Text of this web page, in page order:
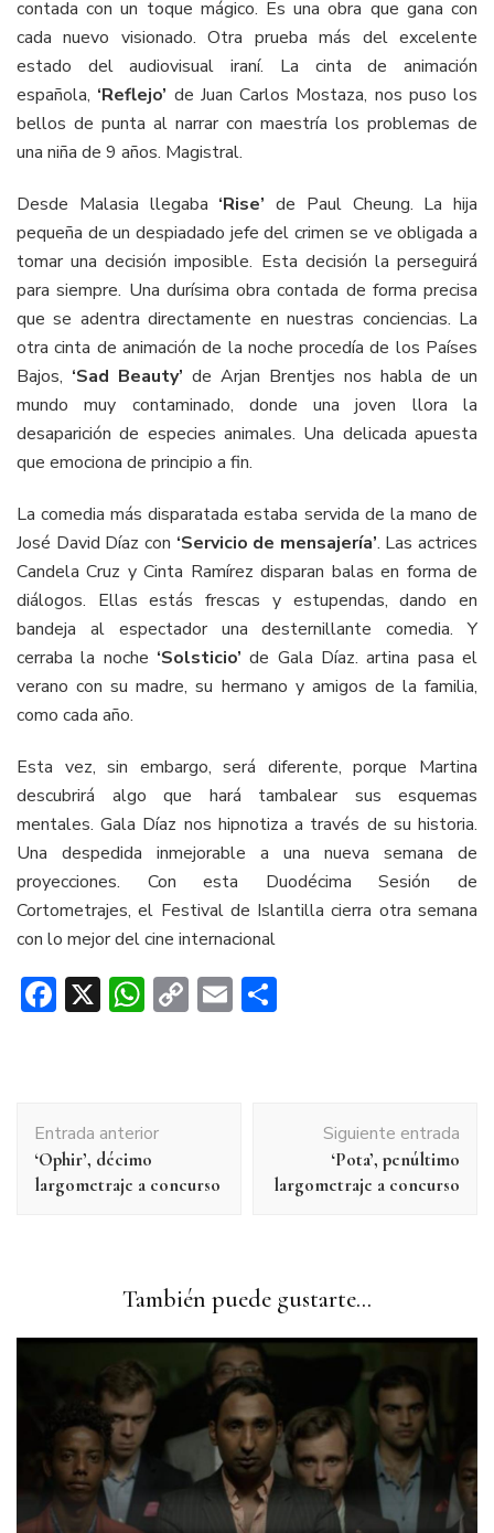
contada con un toque mágico. Es una obra que gana con
cada nuevo visionado. Otra prueba más del excelente
estado del audiovisual iraní. La cinta de animación
española, ‘Reflejo’ de Juan Carlos Mostaza, nos puso los
bellos de punta al narrar con maestría los problemas de
una niña de 9 años. Magistral.
Desde Malasia llegaba ‘Rise’ de Paul Cheung. La hija
pequeña de un despiadado jefe del crimen se ve obligada a
tomar una decisión imposible. Esta decisión la perseguirá
para siempre. Una durísima obra contada de forma precisa
que se adentra directamente en nuestras conciencias. La
otra cinta de animación de la noche procedía de los Países
Bajos, ‘Sad Beauty’ de Arjan Brentjes nos habla de un
mundo muy contaminado, donde una joven llora la
desaparición de especies animales. Una delicada apuesta
que emociona de principio a fin.
La comedia más disparatada estaba servida de la mano de
José David Díaz con ‘Servicio de mensajería’. Las actrices
Candela Cruz y Cinta Ramírez disparan balas en forma de
diálogos. Ellas estás frescas y estupendas, dando en
bandeja al espectador una desternillante comedia. Y
cerraba la noche ‘Solsticio’de Gala Díaz. artina pasa el
verano con su madre, su hermano y amigos de la familia,
como cada año.
Esta vez, sin embargo, será diferente, porque Martina
descubrirá algo que hará tambalear sus esquemas
mentales. Gala Díaz nos hipnotiza a través de su historia.
Una despedida inmejorable a una nueva semana de
proyecciones. Con esta Duodécima Sesión de
Cortometrajes, el Festival de Islantilla cierra otra semana
con lo mejor del cine internacional
Facebook
X WhatsApp
CopyEmail
de
entradas
Entrada anterior
‘Ophir’, décimo
largometraje a concurso
Siguiente entrada
‘Pota’, penúltimo
largometraje a concurso
También puede gustarte...